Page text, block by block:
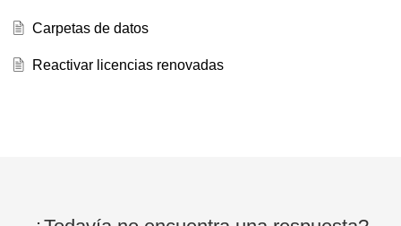
Carpetas de datos
Reactivar licencias renovadas